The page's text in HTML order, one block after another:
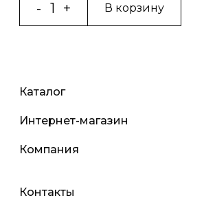
В корзину
Каталог
Интернет-магазин
Компания
Контакты